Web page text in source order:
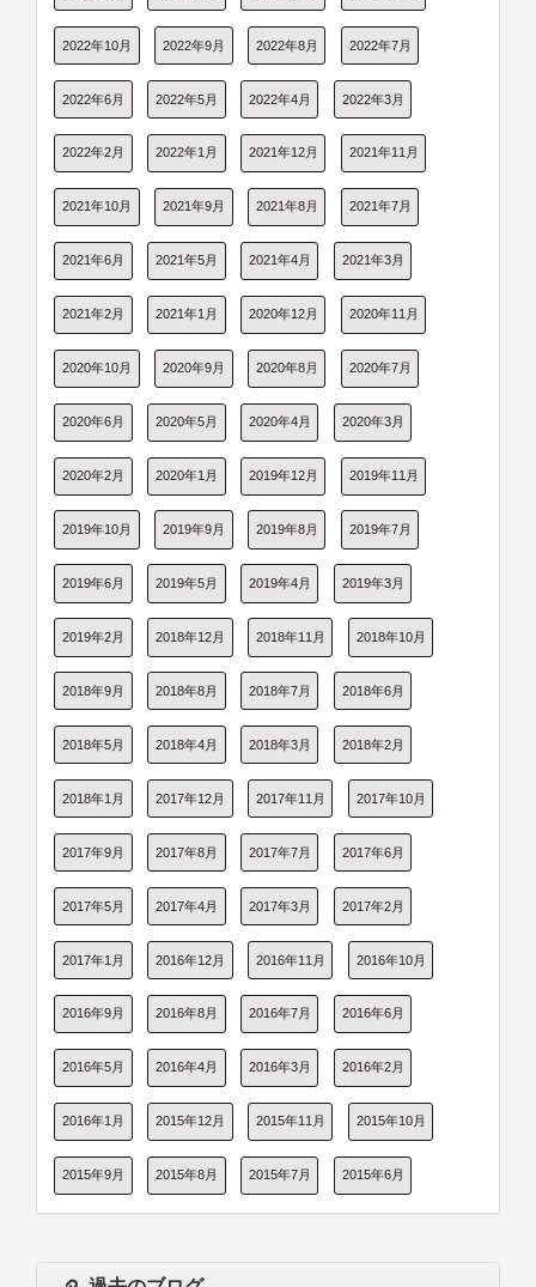
2022年10月 2022年9月 2022年8月 2022年7月
2022年6月 2022年5月 2022年4月 2022年3月
2022年2月 2022年1月 2021年12月 2021年11月
2021年10月 2021年9月 2021年8月 2021年7月
2021年6月 2021年5月 2021年4月 2021年3月
2021年2月 2021年1月 2020年12月 2020年11月
2020年10月 2020年9月 2020年8月 2020年7月
2020年6月 2020年5月 2020年4月 2020年3月
2020年2月 2020年1月 2019年12月 2019年11月
2019年10月 2019年9月 2019年8月 2019年7月
2019年6月 2019年5月 2019年4月 2019年3月
2019年2月 2018年12月 2018年11月 2018年10月
2018年9月 2018年8月 2018年7月 2018年6月
2018年5月 2018年4月 2018年3月 2018年2月
2018年1月 2017年12月 2017年11月 2017年10月
2017年9月 2017年8月 2017年7月 2017年6月
2017年5月 2017年4月 2017年3月 2017年2月
2017年1月 2016年12月 2016年11月 2016年10月
2016年9月 2016年8月 2016年7月 2016年6月
2016年5月 2016年4月 2016年3月 2016年2月
2016年1月 2015年12月 2015年11月 2015年10月
2015年9月 2015年8月 2015年7月 2015年6月